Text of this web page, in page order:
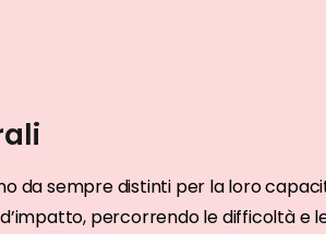
da sempre distinti per la loro
percorrendo le difficoltà e